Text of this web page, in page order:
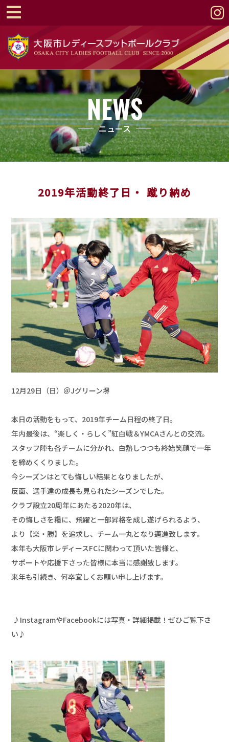
NEWS
ニュース
2019年活動終了日・ 蹴り納め
12月29日（日）＠Jグリーン堺
本日の活動をもって、2019年チーム日程の終了日。
年内最後は、“楽しく・らしく”紅白戦＆YMCAさんとの交流。
スタッフ陣も各チームに分かれ、白熱しつつも終始笑顔で一年
を締めくくりました。
今シーズンはとても悔しい結果となりましたが、
反面、選手達の成長も見られたシーズンでした。
クラブ設立20周年にあたる2020年は、
その悔しさを糧に、飛躍と一部昇格を成し遂げられるよう、
より【楽・勝】を追求し、チーム一丸となり邁進致します。
本年も大阪市レディースFCに関わって頂いた皆様と、
サポートや応援下さった皆様に本当に感謝致します。
来年も引続き、何卒宜しくお願い申し上げます。
い♪